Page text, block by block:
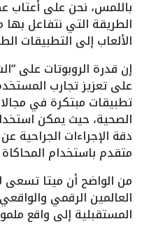
باللمس، نحن على أعتاب
الطريقة التي نتفاعل بها
الألعاب إلى التطبيقات
إن قدرة الروبوتات على
على تعزيز تجارب
تطبيقات مبتكرة في
الصحية، حيث يمكن
دقة الإجراءات الجراحية
متقدم باستخدام المحاكاة
من الواضح أن ميتا تسعى
العالمين الرقمي
المستقبلية إلى واقع